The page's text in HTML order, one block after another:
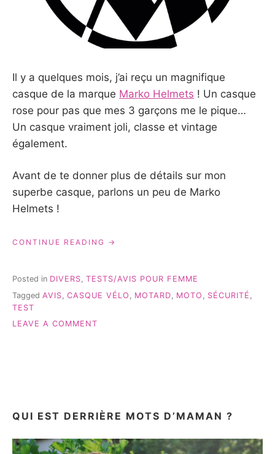
Il y a quelques mois, j’ai reçu un magnifique
casque de la marque Marko Helmets ! Un casque
rose pour pas que mes 3 garçons me le pique…
Un casque vraiment joli, classe et vintage
également.
Avant de te donner plus de détails sur mon
superbe casque, parlons un peu de Marko
Helmets !
CONTINUE READING « MON
HELMETS
Posted in DIVERS, TESTS/AVIS POUR FEMME
Tagged AVIS CASQUE VÉLO MOTARD MOTO SÉCURITÉ
TEST
LEAVE A COMMENT
QUI EST DERRIÈRE MOTS D’MAMAN ?